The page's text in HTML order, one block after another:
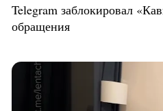
Telegram заблокировал
обращения